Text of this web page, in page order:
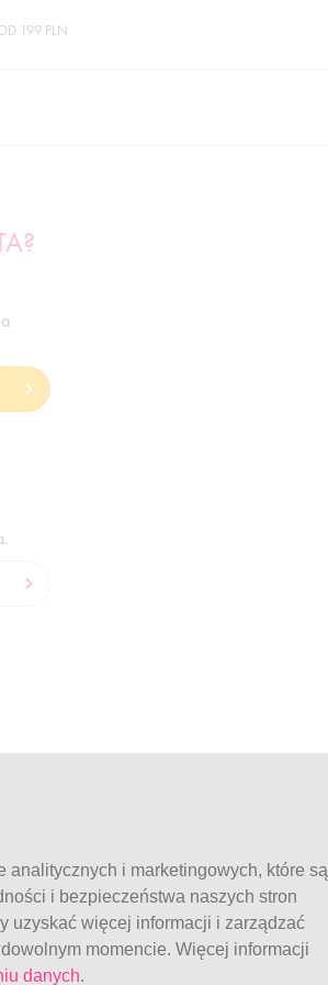
199 PLN
analitycznych i marketingowych, które są
i bezpieczeństwa naszych stron
uzyskać więcej informacji i zarządzać
momencie. Więcej informacji
danych.